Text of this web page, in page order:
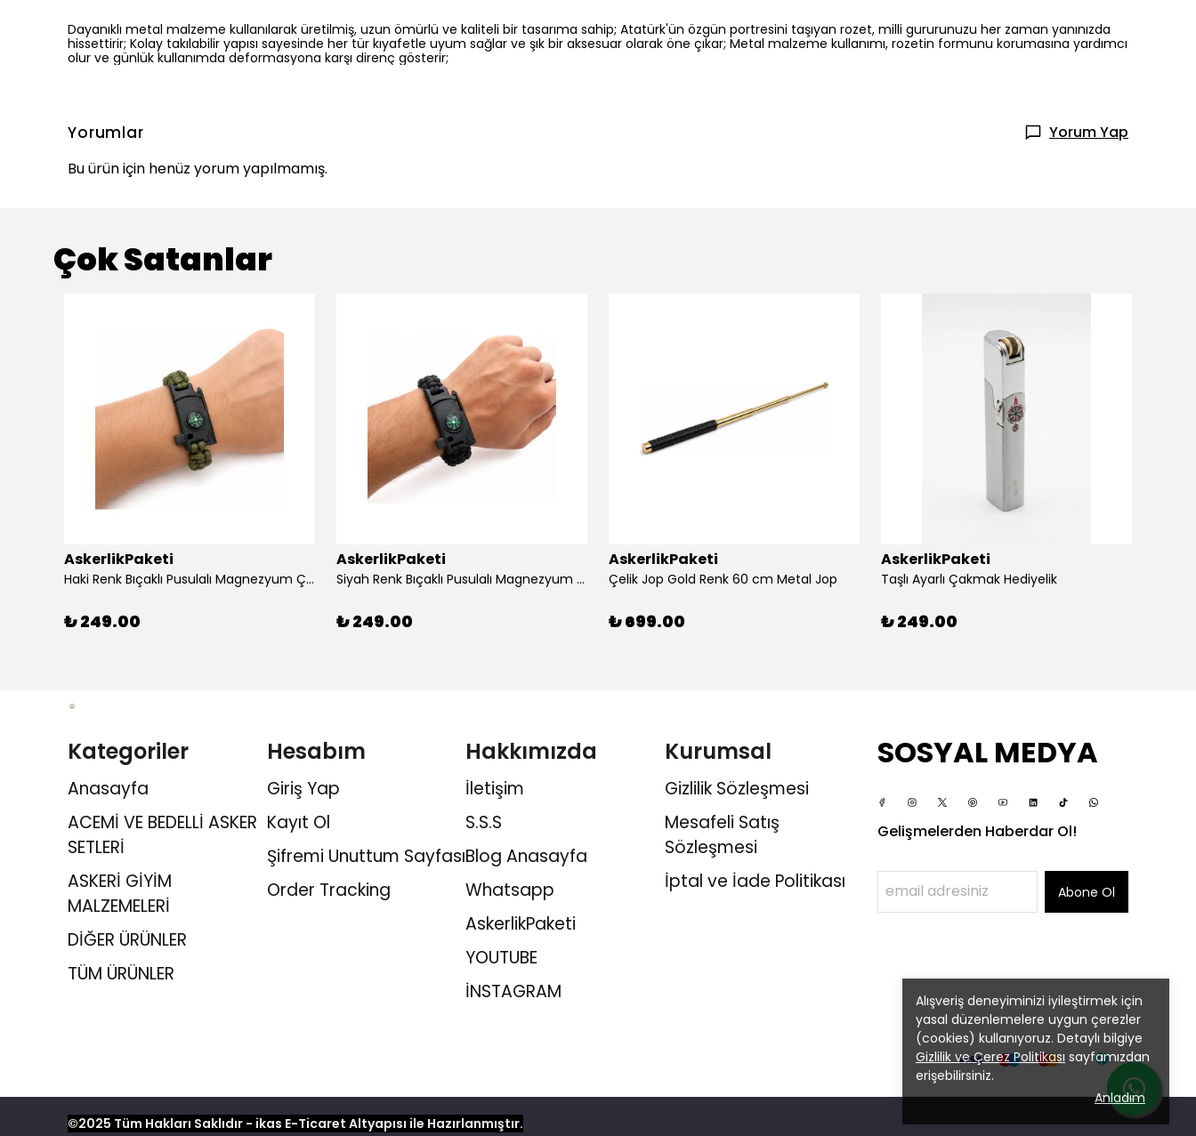
Alışveriş deneyiminizi iyileştirmek için
yasal düzenlemelere uygun çerezler
(cookies) kullanıyoruz. Detaylı bilgiye
Gizlilik ve Çerez Politikası sayfamızdan
erişebilirsiniz.
Anladım
Dayanıklı metal malzeme kullanılarak üretilmiş, uzun ömürlü ve kaliteli bir tasarıma sahip; Atatürk'ün özgün portresini taşıyan rozet, milli gururunuzu her zaman yanınızda
hissettirir; Kolay takılabilir yapısı sayesinde her tür kıyafetle uyum sağlar ve şık bir aksesuar olarak öne çıkar; Metal malzeme kullanımı, rozetin formunu korumasına yardımcı
olur ve günlük kullanımda deformasyona karşı direnç gösterir;
Yorumlar
Yorum Yap
Bu ürün için henüz yorum yapılmamış.
Çok Satanlar
AskerlikPaketi
Haki Renk Bıçaklı Pusulalı Magnezyum Çubuklu Düdüklü Paracord Bileklik
₺ 249.00
AskerlikPaketi
Siyah Renk Bıçaklı Pusulalı Magnezyum Çubuklu Düdüklü Paracord Bileklik
₺ 249.00
AskerlikPaketi
Çelik Jop Gold Renk 60 cm Metal Jop
₺ 699.00
AskerlikPaketi
Taşlı Ayarlı Çakmak Hediyelik
₺ 249.00
Kategoriler
Anasayfa
ACEMİ VE BEDELLİ ASKER
SETLERİ
ASKERİ GİYİM
MALZEMELERİ
DİĞER ÜRÜNLER
TÜM ÜRÜNLER
Hesabım
Giriş Yap
Kayıt Ol
Şifremi Unuttum Sayfası
Order Tracking
Hakkımızda
İletişim
S.S.S
Blog Anasayfa
Whatsapp
AskerlikPaketi
YOUTUBE
İNSTAGRAM
Kurumsal
Gizlilik Sözleşmesi
Mesafeli Satış
Sözleşmesi
İptal ve İade Politikası
SOSYAL MEDYA
Gelişmelerden Haberdar Ol!
Abone Ol
©2025 Tüm Hakları Saklıdır - ikas E-Ticaret Altyapısı ile Hazırlanmıştır.